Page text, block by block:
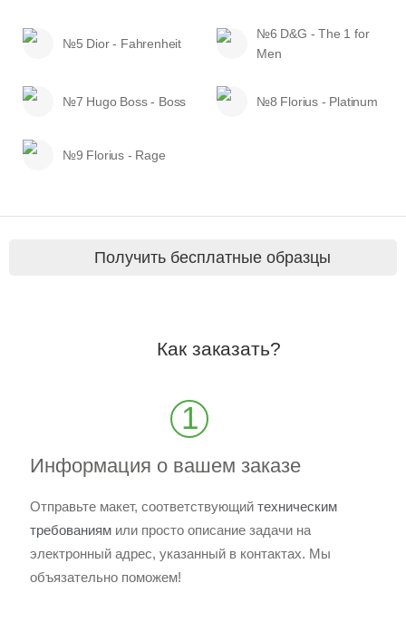
№5 Dior - Fahrenheit
№6 D&G - The 1 for
Men
№7 Hugo Boss - Boss №8 Florius - Platinum
№9 Florius - Rage
Получить бесплатные образцы
Как заказать?
1
Информация о вашем заказе
Отправьте макет, соответствующий техническим
требованиям или просто описание задачи на
электронный адрес, указанный в контактах. Мы
объязательно поможем!